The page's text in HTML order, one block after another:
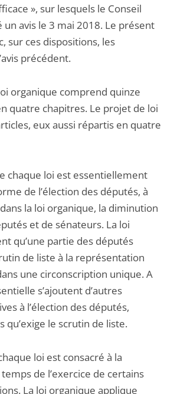
», sur lesquels le Conseil
un avis le 3 mai 2018. Le présent
sur ces dispositions, les
précédent.
organique comprend quinze
quatre chapitres. Le projet de loi
eux aussi répartis en quatre
chaque loi est essentiellement
de l’élection des députés, à
la loi organique, la diminution
et de sénateurs. La loi
qu’une partie des députés
de liste à la représentation
une circonscription unique. A
s’ajoutent d’autres
à l’élection des députés,
qu’exige le scrutin de liste.
loi est consacré à la
de l’exercice de certains
La loi organique applique